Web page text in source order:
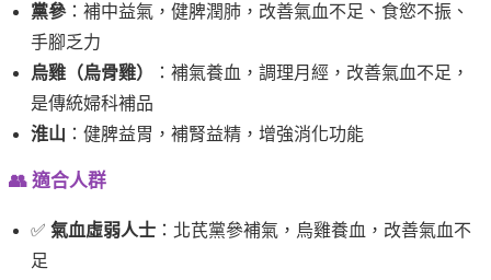
黨參：補中益氣，健脾潤肺，改善氣血不足、食慾不振、
手腳乏力
烏雞（烏骨雞）
：補氣養血，調理月經，改善氣血不足，
是傳統婦科補品
淮山 ：健脾益胃，補腎益精，增強消化功能
👥 適合人群
✅ 氣血虛弱人士 ：北芪黨參補氣，烏雞養血，改善氣血不
足